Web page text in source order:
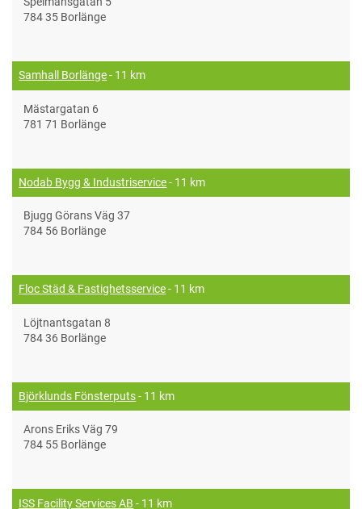
784 35 Borlänge
Samhall Borlänge- 11 km
Mästargatan 6
781 71 Borlänge
Nodab Bygg & Industriservice- 11 km
Bjugg Görans Väg 37
784 56 Borlänge
Floc Städ & Fastighetsservice- 11 km
Löjtnantsgatan 8
784 36 Borlänge
Björklunds Fönsterputs- 11 km
Arons Eriks Väg 79
784 55 Borlänge
ISS Facility Services AB - 11 km